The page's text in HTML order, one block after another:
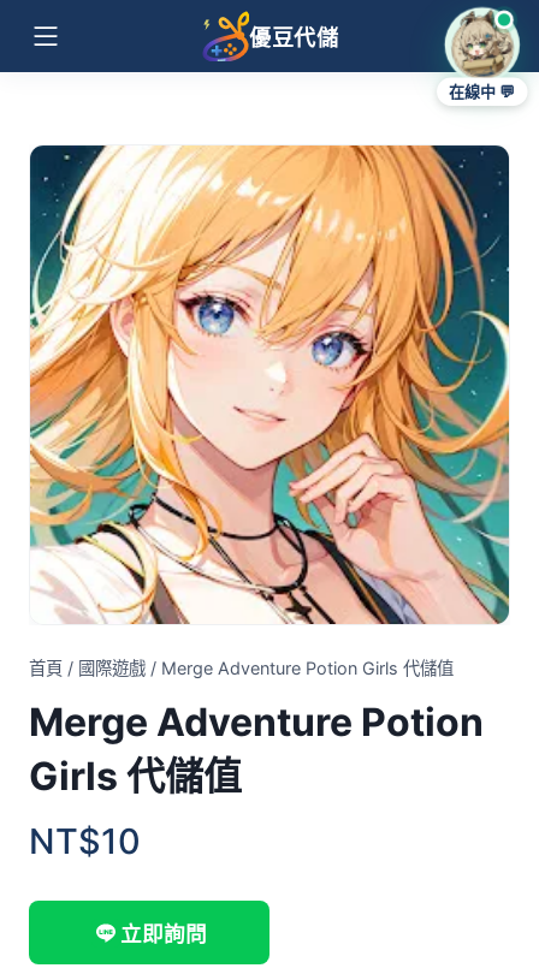
優豆代儲
首頁 / 國際遊戲 / Merge Adventure Potion Girls 代儲值
Merge Adventure Potion
Girls 代儲值
NT$10
立即詢問
在線中 💬